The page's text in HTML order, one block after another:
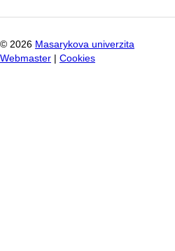
© 2026 Masarykova univerzita
Webmaster
Cookies